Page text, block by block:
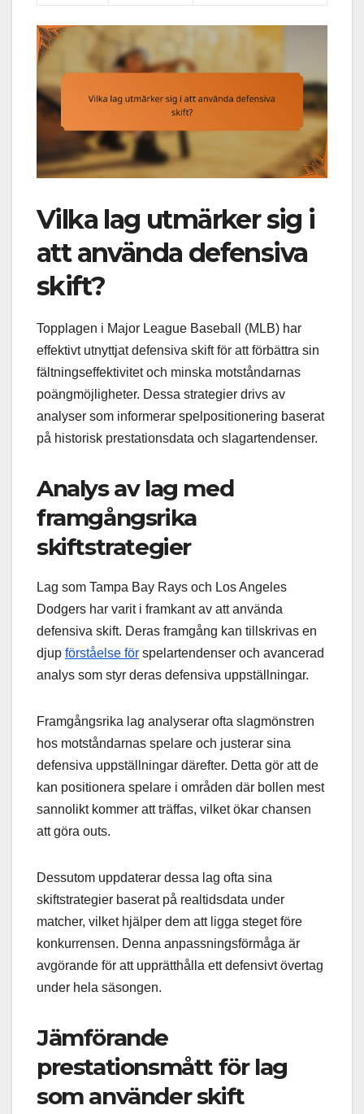
Vilka lag utmärker sig i
att använda defensiva
skift?
Topplagen i Major League Baseball (MLB) har
effektivt utnyttjat defensiva skift för att förbättra sin
fältningseffektivitet och minska motståndarnas
poängmöjligheter. Dessa strategier drivs av
analyser som informerar spelpositionering baserat
på historisk prestationsdata och slagartendenser.
Analys av lag med
framgångsrika
skiftstrategier
Lag som Tampa Bay Rays och Los Angeles
Dodgers har varit i framkant av att använda
defensiva skift. Deras framgång kan tillskrivas en
djup förståelse för spelartendenser och avancerad
analys som styr deras defensiva uppställningar.
Framgångsrika lag analyserar ofta slagmönstren
hos motståndarnas spelare och justerar sina
defensiva uppställningar därefter. Detta gör att de
kan positionera spelare i områden där bollen mest
sannolikt kommer att träffas, vilket ökar chansen
att göra outs.
Dessutom uppdaterar dessa lag ofta sina
skiftstrategier baserat på realtidsdata under
matcher, vilket hjälper dem att ligga steget före
konkurrensen. Denna anpassningsförmåga är
avgörande för att upprätthålla ett defensivt övertag
under hela säsongen.
Jämförande
prestationsmått för lag
som använder skift